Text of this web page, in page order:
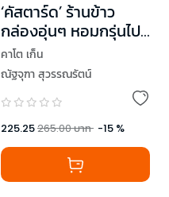
‘คัสตาร์ด’ ร้านข้าว
กล่องอุ่นๆ หอมกรุ่นไป
ด้วยความหวัง
คาโต เก็น
ณัฐจุฑา สุวรรณรัตน์
225.25265.00บาท -15 %